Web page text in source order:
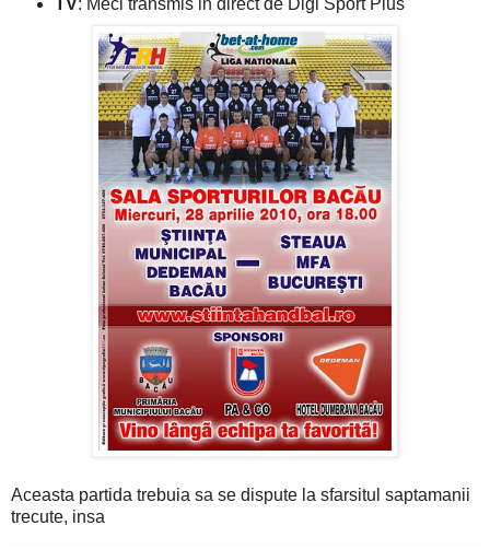
TV: Meci transmis in direct de Digi Sport Plus
Aceasta partida trebuia sa se dispute la sfarsitul saptamanii
trecute, insa